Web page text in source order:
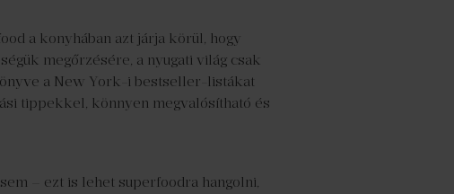
a konyhában azt járja körül, hogy
megőrzésére, a nyugati világ csak
a New York-i bestseller-listákat
tippekkel, könnyen megvalósítható és
– ezt is lehet superfoodra hangolni,